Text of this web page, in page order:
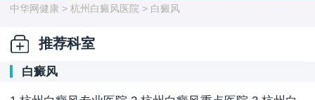
中华网健康 >杭州白癜风医院 > 白癜风
推荐科室
白癜风